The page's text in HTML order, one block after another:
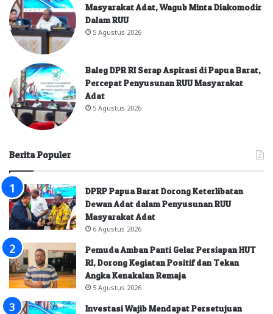
Masyarakat Adat, Wagub Minta Diakomodir
Dalam RUU
5 Agustus 2026
Baleg DPR RI Serap Aspirasi di Papua Barat,
Percepat Penyusunan RUU Masyarakat
Adat
5 Agustus 2026
Berita Populer
DPRP Papua Barat Dorong Keterlibatan
Dewan Adat dalam Penyusunan RUU
Masyarakat Adat
6 Agustus 2026
Pemuda Amban Panti Gelar Persiapan HUT
RI, Dorong Kegiatan Positif dan Tekan
Angka Kenakalan Remaja
5 Agustus 2026
Investasi Wajib Mendapat Persetujuan